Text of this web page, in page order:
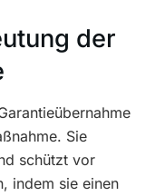
der
Sie
schützt vor
indem sie einen